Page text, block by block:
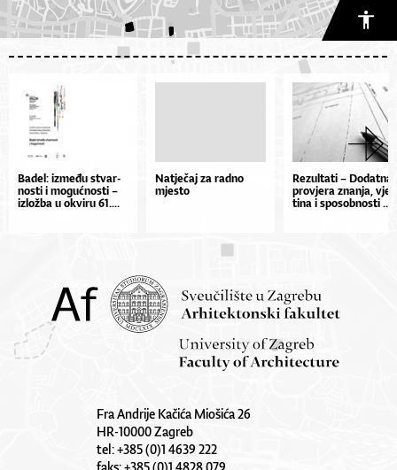
Ba­de­l: iz­me­đu stvar­
nos­ti i mo­gu­ćnos­ti –
izlož­ba u okvi­ru 61....
Natječaj za radno
mjesto
Re­zul­ta­ti – Do­dat­na
pro­vje­ra znan­ja,
ti­na i spo­sob­nos­ti ...
Fra Andrije Kačića Miošića 26
HR-10000 Zagreb
tel: +385 (0)1 4639 222